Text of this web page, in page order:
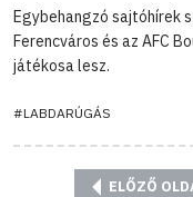
Egybehangzó sajtóhírek
Ferencváros és az AFC
játékosa lesz.
#LABDARÚGÁS
ELŐZŐ